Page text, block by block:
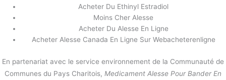
Acheter Du Ethinyl Estradiol
Moins Cher Alesse
Acheter Du Alesse En Ligne
Acheter Alesse Canada En Ligne Sur Webacheterenligne
En partenariat avec le service environnement de la Communauté de
Communes du Pays Charitois, Medicament Alesse Pour Bander En